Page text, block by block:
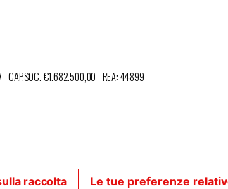
- CAP.SOC. €1.682.500,00 - REA: 44899
raccolta Le tue preferenze